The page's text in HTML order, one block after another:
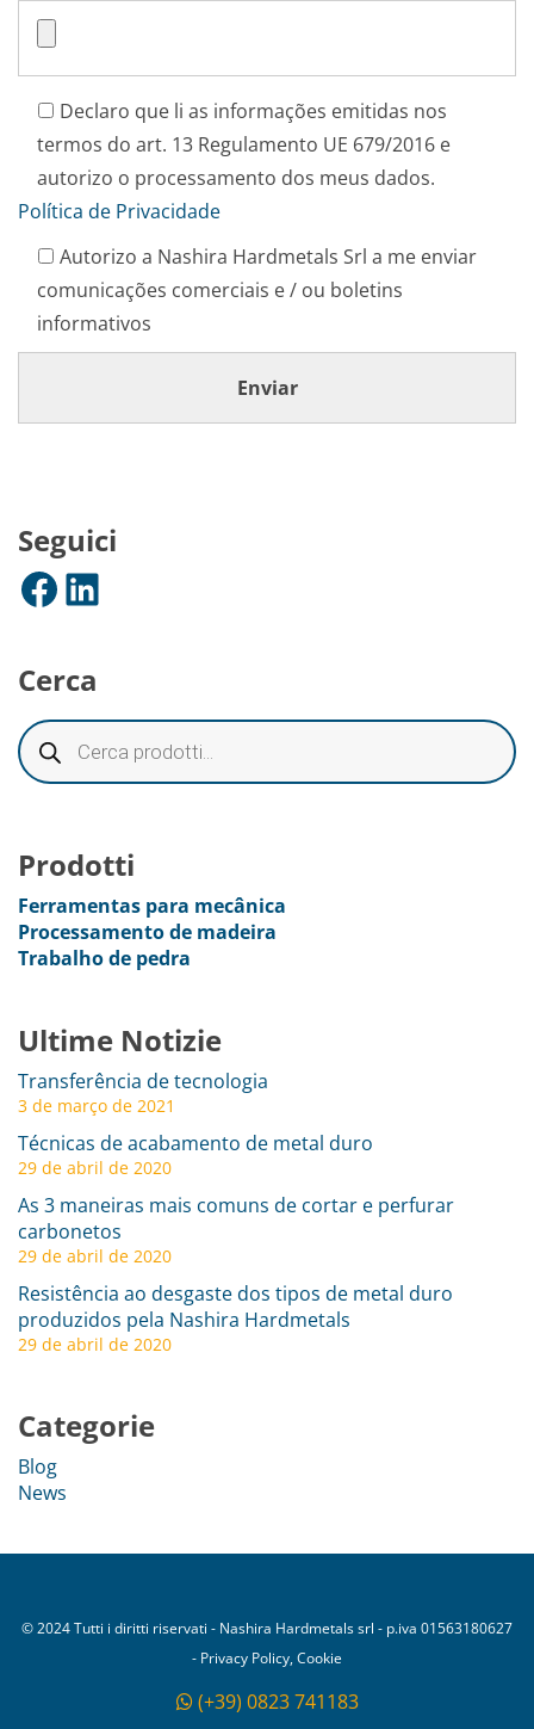
Declaro que li as informações emitidas nos
termos do art. 13 Regulamento UE 679/2016 e
autorizo o processamento dos meus dados.
Política de Privacidade
Autorizo a Nashira Hardmetals Srl a me enviar
comunicações comerciais e / ou boletins
informativos
Seguici
Facebook LinkedIn
Cerca
Prodotti
Ferramentas para mecânica
Processamento de madeira
Trabalho de pedra
Ultime Notizie
Transferência de tecnologia
3 de março de 2021
Técnicas de acabamento de metal duro
29 de abril de 2020
As 3 maneiras mais comuns de cortar e perfurar
carbonetos
29 de abril de 2020
Resistência ao desgaste dos tipos de metal duro
produzidos pela Nashira Hardmetals
29 de abril de 2020
Categorie
Blog
News
© 2024 Tutti i diritti riservati - Nashira Hardmetals srl - p.iva 01563180627
- Privacy Policy, Cookie
(+39) 0823 741183